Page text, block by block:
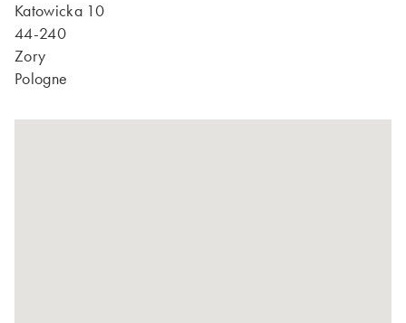
Katowicka 10
44-240
Zory
Pologne